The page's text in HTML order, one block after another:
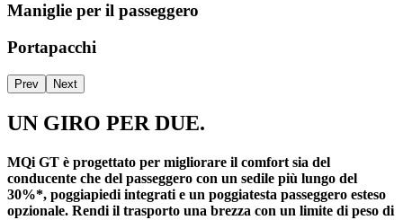
Maniglie per il passeggero
Portapacchi
Prev Next
UN GIRO PER DUE.
MQi GT è progettato per migliorare il comfort sia del
conducente che del passeggero con un sedile più lungo del
30%*, poggiapiedi integrati e un poggiatesta passeggero esteso
opzionale. Rendi il trasporto una brezza con un limite di peso di